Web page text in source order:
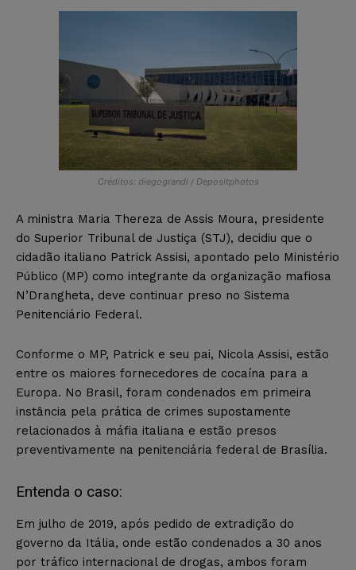
Créditos: diegograndi / Depositphotos
A ministra Maria Thereza de Assis Moura, presidente
do Superior Tribunal de Justiça (STJ), decidiu que o
cidadão italiano Patrick Assisi, apontado pelo Ministério
Público (MP) como integrante da organização mafiosa
N’Drangheta, deve continuar preso no Sistema
Penitenciário Federal.
Conforme o MP, Patrick e seu pai, Nicola Assisi, estão
entre os maiores fornecedores de cocaína para a
Europa. No Brasil, foram condenados em primeira
instância pela prática de crimes supostamente
relacionados à máfia italiana e estão presos
preventivamente na penitenciária federal de Brasília.
Entenda o caso:
Em julho de 2019, após pedido de extradição do
governo da Itália, onde estão condenados a 30 anos
por tráfico internacional de drogas, ambos foram